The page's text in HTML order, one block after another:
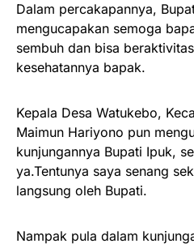
Dalam percakapannya,
mengucapakan semoga
sembuh dan bisa
kesehatannya bapak.
Kepala Desa Watukebo,
Maimun Hariyono pun
kunjungannya Bupati Ipuk,
ya.Tentunya saya senang
langsung oleh Bupati.
Nampak pula dalam